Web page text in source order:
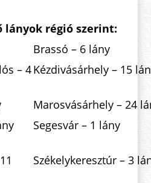
lányok régió szerint:
Brassó – 6 lány
– 4Kézdivásárhely – 15
Marosvásárhely – 24
Segesvár – 1 lány
Székelykeresztúr – 3